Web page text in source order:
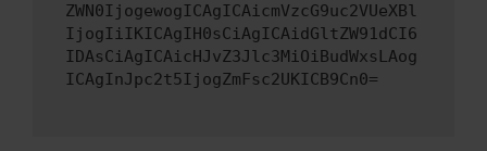
ZWN0IjogewogICAgICAicmVzcG9uc2VUeXBl
IjogIiIKICAgIH0sCiAgICAidGltZW91dCI6
IDAsCiAgICAicHJvZ3Jlc3MiOiBudWxsLAog
ICAgInJpc2t5IjogZmFsc2UKICB9Cn0=